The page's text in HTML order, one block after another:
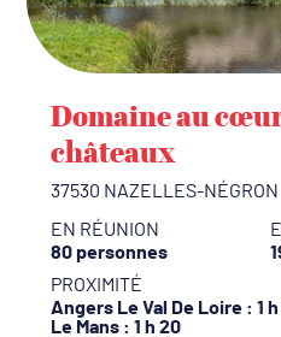
Domaine au
châteaux
37530 NAZELLES-NÉGRON
EN RÉUNION
80 personnes
PROXIMITÉ
Angers Le Val De Loire : 1
Le Mans : 1 h 20